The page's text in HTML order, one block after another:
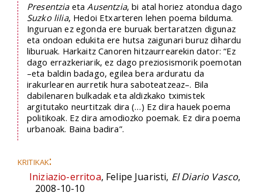
PresentziaetaAusentzia, bi atal horiez atondua dago
Suzko lilia, Hedoi Etxarteren lehen poema bilduma.
Inguruan ez egonda ere buruak bertaratzen digunaz
eta ondoan edukita ere hutsa zaigunari buruz dihardu
liburuak. Harkaitz Canoren hitzaurrearekin dator: “Ez
dago errazkeriarik, ez dago preziosismorik poemotan
–eta baldin badago, egilea bera arduratu da
irakurlearen aurretik hura saboteatzeaz–. Bila
dabilenaren bulkadak eta aldizkako tximistek
argitutako neurtitzak dira (…) Ez dira hauek poema
politikoak. Ez dira amodiozko poemak. Ez dira poema
urbanoak. Baina badira”.
kritikak:
Iniziazio-erritoa, Felipe Juaristi, El Diario Vasco,
2008-10-10